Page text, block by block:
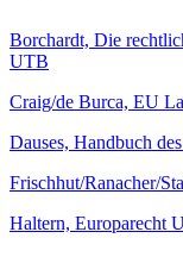
Borchardt, Die
UTB
Craig/de Burca, EU
Dauses, Handbuch
Frischhut/Ranacher/
Haltern, Europarecht